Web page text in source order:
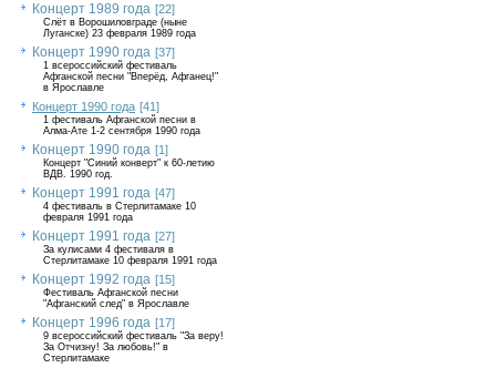
Концерт 1989 года [22]
Слёт в Ворошиловграде (ныне
Луганске) 23 февраля 1989 года
Концерт 1990 года [37]
1 всероссийский фестиваль
Афганской песни "Вперёд, Афганец!"
в Ярославле
Концерт 1990 года [41]
1 фестиваль Афганской песни в
Алма-Ате 1-2 сентября 1990 года
Концерт 1990 года [1]
Концерт "Синий конверт" к 60-летию
ВДВ. 1990 год.
Концерт 1991 года [47]
4 фестиваль в Стерлитамаке 10
февраля 1991 года
Концерт 1991 года [27]
За кулисами 4 фестиваля в
Стерлитамаке 10 февраля 1991 года
Концерт 1992 года [15]
Фестиваль Афганской песни
"Афганский след" в Ярославле
Концерт 1996 года [17]
9 всероссийский фестиваль "За веру!
За Отчизну! За любовь!" в
Стерлитамаке